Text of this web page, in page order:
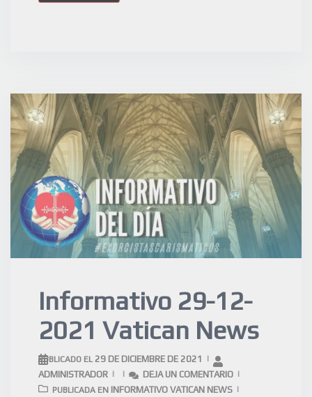
Informativo 29-12-
2021 Vatican News
PUBLICADO EL 29 DE DICIEMBRE DE 2021
ADMINISTRADOR
DEJA UN COMENTARIO
PUBLICADA EN INFORMATIVO VATICAN NEWS